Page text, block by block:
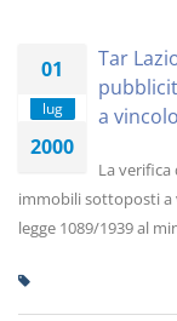
01
lug
2000
Tar
a vincolo
La
immobili sottoposti a
legge 1089/1939 al